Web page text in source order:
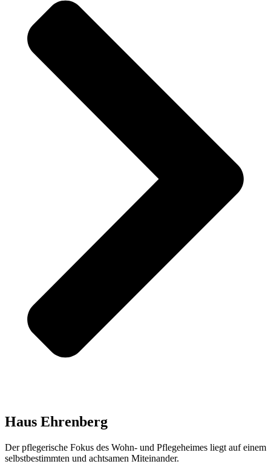
Haus Ehrenberg
Der pflegerische Fokus des Wohn- und Pflegeheimes liegt auf einem
selbstbestimmten und achtsamen Miteinander.